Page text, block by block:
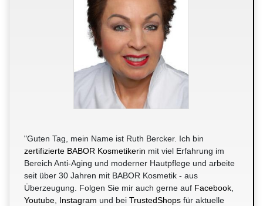
"Guten Tag, mein Name ist Ruth Bercker. Ich bin
zertifizierte BABOR Kosmetikerin mit viel Erfahrung im
Bereich Anti-Aging und moderner Hautpflege und arbeite
seit über 30 Jahren mit BABOR Kosmetik - aus
Überzeugung. Folgen Sie mir auch gerne auf Facebook,
Youtube, Instagram und bei TrustedShops für aktuelle